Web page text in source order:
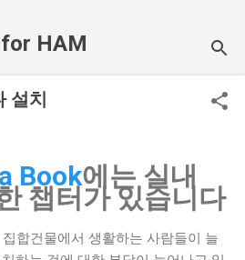
HAM
설치
Book에는 실내
챕터가 있습니다
합건물에서 생활하는 사람들이 늘